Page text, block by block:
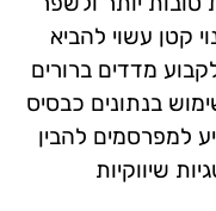
קטן עשוי להביא
מדדים ברורים
בנתונים כבסיס
למפרסמים להבין
שיווקיות